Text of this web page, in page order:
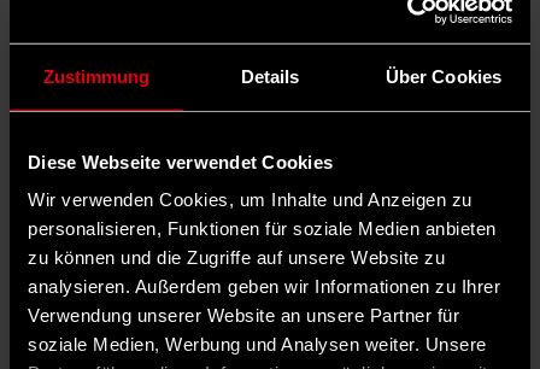
Zustimmung Details Über Cookies
Diese Webseite verwendet Cookies
Wir verwenden Cookies, um Inhalte und Anzeigen zu
personalisieren, Funktionen für soziale Medien anbieten
zu können und die Zugriffe auf unsere Website zu
analysieren. Außerdem geben wir Informationen zu Ihrer
Verwendung unserer Website an unsere Partner für
soziale Medien, Werbung und Analysen weiter. Unsere
Mein erstes Jahr im Rat
In unserer Serie berichten Ratsmitglieder von ihren ersten
Erfahrungen mit ehrenamtlicher Kommunalpolitik in einem Stadt-
Hannes Wegele (privat)